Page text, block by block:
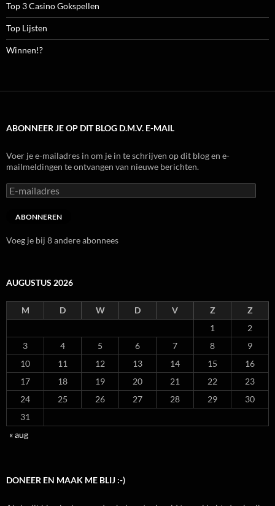
Top 3 Casino Gokspellen
Top Lijsten
Winnen!?
ABONNEER JE OP DIT BLOG D.M.V. E-MAIL
Voer je e-mailadres in om je in te schrijven op dit blog en e-
mailmeldingen te ontvangen van nieuwe berichten.
E-
mailadres
ABONNEREN
Voeg je bij 8 andere abonnees
AUGUSTUS 2026
M D W D V Z
Z
1
2
3
4 5 6 7 8
9
10
11 12 13 14 15
16
17
18 19 20 21 22
23
24
25 26 27 28 29
30
31
« aug
DONEER EN MAAK ME BLIJ :-)